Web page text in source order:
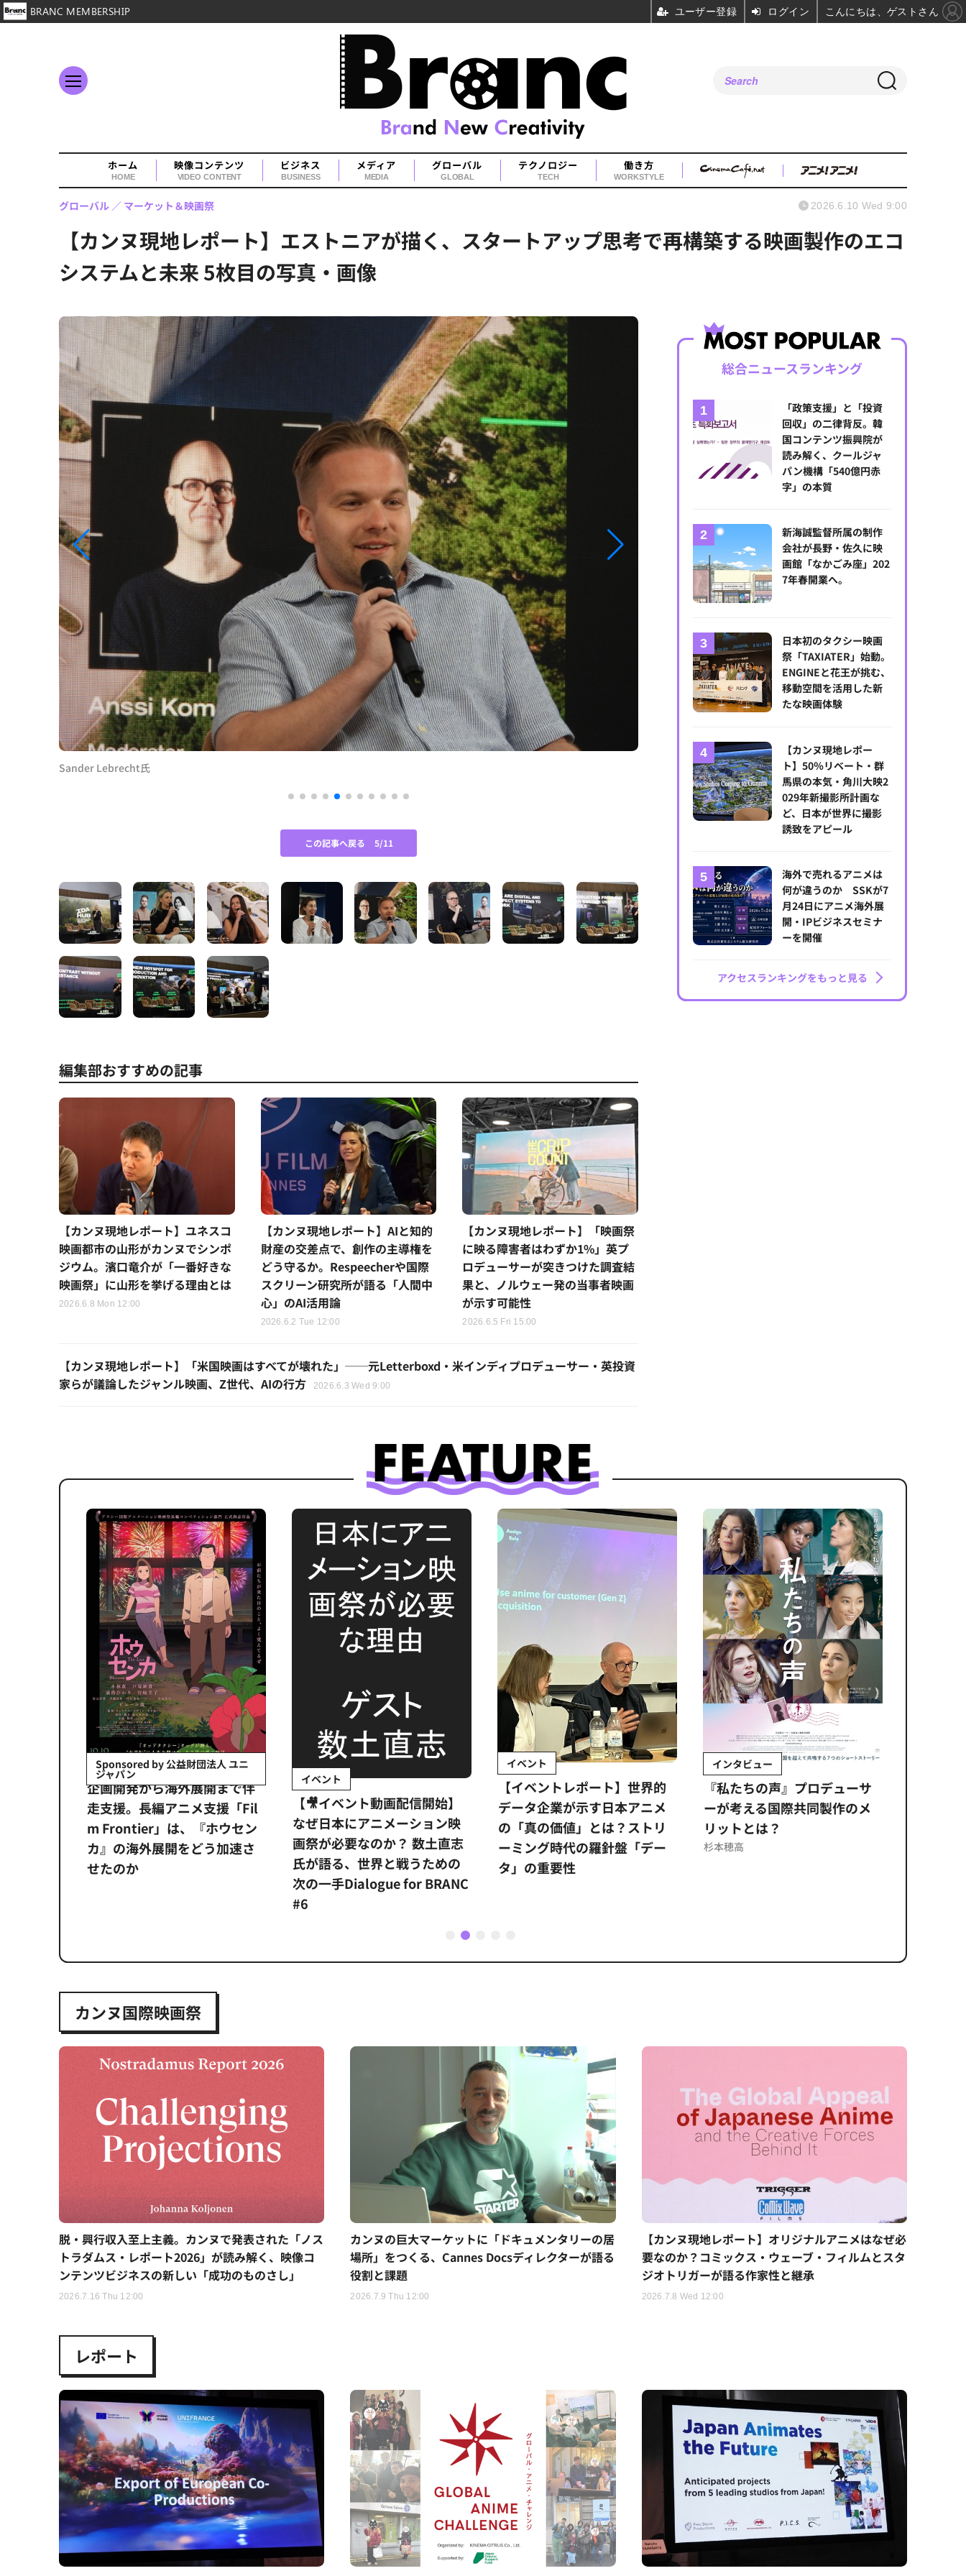
ホーム
HOME
映像コンテンツ
VIDEO CONTENT
ビジネス
BUSINESS
メディア
MEDIA
グローバル
GLOBAL
テクノロジー
TECH
働き方
WORKSTYLE
【カンヌ現地レポート】エストニアが描く、スタートアップ思考で再構築する映画製作のエコ
システムと未来 5枚目の写真・画像
グローバル マーケット＆映画祭 2026.6.10 Wed 9:00
Sander Lebrecht氏 Anssi Komulainen氏
この記事へ戻る 5/11
編集部おすすめの記事
【カンヌ現地レポート】ユネスコ
映画都市の山形がカンヌでシンポ
ジウム。濱口竜介が「一番好きな
映画祭」に山形を挙げる理由とは
2026.6.8 Mon 12:00
【カンヌ現地レポート】AIと知的
財産の交差点で、創作の主導権を
どう守るか。Respeecherや国際
スクリーン研究所が語る「人間中
心」のAI活用論
2026.6.2 Tue 12:00
【カンヌ現地レポート】「映画祭
に映る障害者はわずか1%」英プ
ロデューサーが突きつけた調査結
果と、ノルウェー発の当事者映画
が示す可能性
2026.6.5 Fri 15:00
【カンヌ現地レポート】「米国映画はすべてが壊れた」──元Letterboxd・米インディプロデューサー・英投資
家らが議論したジャンル映画、Z世代、AIの行方
2026.6.3 Wed 9:00
総合ニュースランキング
「政策支援」と「投資
回収」の二律背反。韓
国コンテンツ振興院が
読み解く、クールジャ
パン機構「540億円赤
字」の本質
新海誠監督所属の制作
会社が長野・佐久に映
画館「なかごみ座」202
7年春開業へ。
日本初のタクシー映画
祭「TAXIATER」始動。
ENGINEと花王が挑む、
移動空間を活用した新
たな映画体験
【カンヌ現地レポー
ト】50％リベート・群
馬県の本気・角川大映2
029年新撮影所計画な
ど、日本が世界に撮影
誘致をアピール
海外で売れるアニメは
何が違うのか SSKが7
月24日にアニメ海外展
開・IPビジネスセミナ
ーを開催
アクセスランキングをもっと見る
Sponsored by 公益財団法人 ユニ
ジャパン
企画開発から海外展開まで伴
走支援。長編アニメ支援「Fil
m Frontier」は、『ホウセン
カ』の海外展開をどう加速さ
せたのか
イベント
【🎥イベント動画配信開始】
なぜ日本にアニメーション映
画祭が必要なのか？ 数土直志
氏が語る、世界と戦うための
次の一手Dialogue for BRANC
#6
イベント
【イベントレポート】世界的
データ企業が示す日本アニメ
の「真の価値」とは？ストリ
ーミング時代の羅針盤「デー
タ」の重要性
インタビュー
『私たちの声』プロデューサ
ーが考える国際共同製作のメ
リットとは？
杉本穂高
1 2
カンヌ国際映画祭
脱・興行収入至上主義。カンヌで発表された「ノス
トラダムス・レポート2026」が読み解く、映像コ
ンテンツビジネスの新しい「成功のものさし」
2026.7.16 Thu 12:00
カンヌの巨大マーケットに「ドキュメンタリーの居
場所」をつくる、Cannes Docsディレクターが語る
役割と課題
2026.7.9 Thu 12:00
【カンヌ現地レポート】オリジナルアニメはなぜ必
要なのか？コミックス・ウェーブ・フィルムとスタ
ジオトリガーが語る作家性と継承
2026.7.8 Wed 12:00
レポート
BRANC MEMBERSHIP ユーザー登録 ログイン こんにちは、ゲストさん